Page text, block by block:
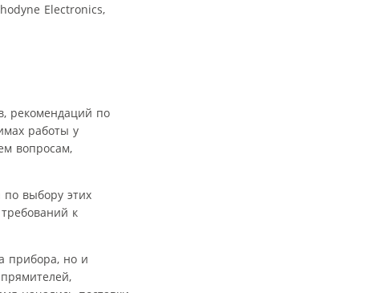
Electronics,
рекомендаций по
работы у
вопросам,
по выбору этих
к
прибора, но и